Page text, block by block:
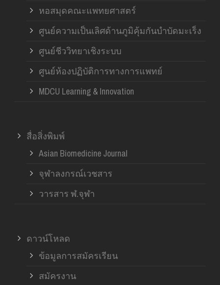
หอสมุดคณะแพทยศาสตร์
ศูนย์ความเป็นเลิศด้านภูมิคุ้มกันบำบัดมะเร็ง
ศูนย์ชีววิทยาเชิงระบบ
ศูนย์ห้องปฏิบัติการทางการแพทย์
MDCU Learning & Innovation
สื่อสิ่งพิมพ์
Asian Biomedicine Journal
จุฬาลงกรณ์เวชสาร
วารสาร ฬ.จุฬา
ดาวน์โหลด
ข้อมูลการสมัครเรียน
สมัครงาน